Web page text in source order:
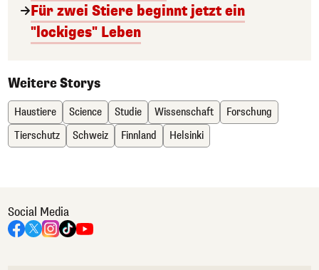
Für zwei Stiere beginnt jetzt ein
"lockiges" Leben
Weitere Storys
Haustiere Science Studie Wissenschaft
Forschung
Tierschutz
Schweiz Finnland Helsinki
Social Media